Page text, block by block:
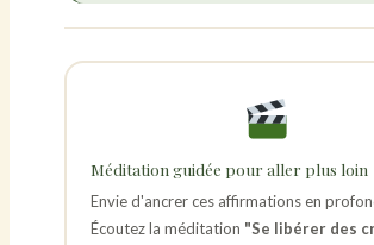
Méditation guidée pour aller plus loin
Envie d'ancrer ces affirmations en
Écoutez la méditation "Se libérer des